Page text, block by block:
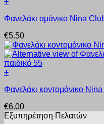
επιλογές
να
στη
σελίδα
του
προϊόντος
το
έχει
πολλαπλές
παραλλαγές.
Οι
επιλογές
να
στη
σελίδα
Φανελάκι αμάνικο Nina
€5.50
+
το
έχει
πολλαπλές
Φανελάκι κοντομάνικο
€6.00
Εξυπηρέτηση Πελατών